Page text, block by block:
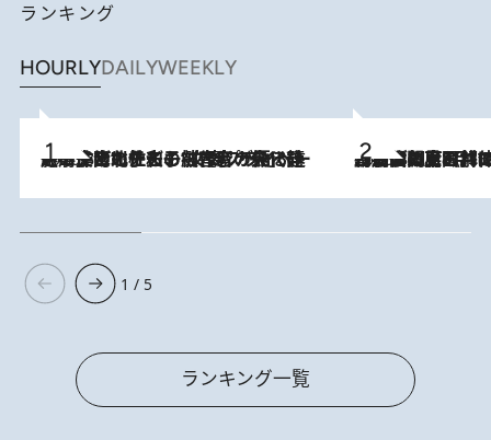
ランキング
HOURLYDAILYWEEKLY
2026.8.3
《「文士の子ども被害者の会」発足！》阿川佐和子（72）が語る遠藤周作に北杜夫、劇作家・矢代静一の子どもたちの“文豪プライベート事件簿” 2026.8.8
「最後に見られてよかった」上野動物園の東園パンダ舎が解体前に特別公開。8月16日まで延長されたパネル展と共に辿る“半世紀”のパンダ飼育《解体工事の図面あり》
1 / 5
ランキング一覧